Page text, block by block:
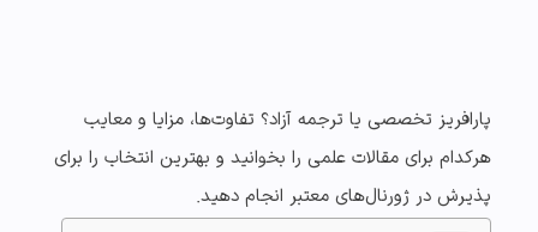
پارافریز تخصصی یا ترجمه آزاد؟ تفاوت‌ها، مزایا و معایب
هرکدام برای مقالات علمی را بخوانید و بهترین انتخاب را برای
پذیرش در ژورنال‌های معتبر انجام دهید.